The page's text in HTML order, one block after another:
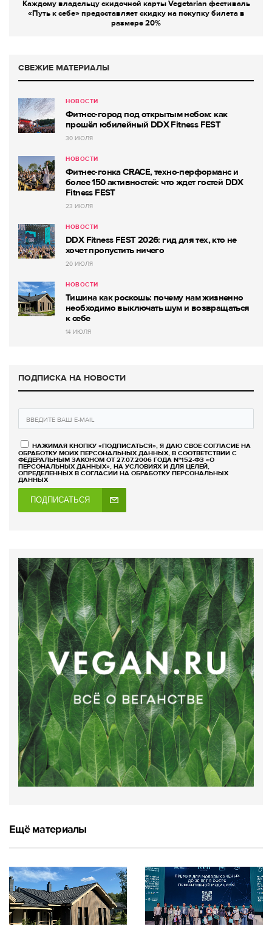
Каждому владельцу скидочной карты Vegetarian фестиваль
«Путь к себе» предоставляет скидку на покупку билета в
размере 20%
СВЕЖИЕ МАТЕРИАЛЫ
НОВОСТИ
Фитнес-город под открытым небом: как
прошёл юбилейный DDX Fitness FEST
30 ИЮЛЯ
НОВОСТИ
Фитнес-гонка CRACE, техно-перформанс и
более 150 активностей: что ждет гостей DDX
Fitness FEST
23 ИЮЛЯ
НОВОСТИ
DDX Fitness FEST 2026: гид для тех, кто не
хочет пропустить ничего
20 ИЮЛЯ
НОВОСТИ
Тишина как роскошь: почему нам жизненно
необходимо выключать шум и возвращаться
к себе
14 ИЮЛЯ
ПОДПИСКА НА НОВОСТИ
НАЖИМАЯ КНОПКУ «ПОДПИСАТЬСЯ», Я ДАЮ СВОЕ СОГЛАСИЕ НА
ОБРАБОТКУ МОИХ ПЕРСОНАЛЬНЫХ ДАННЫХ, В СООТВЕТСТВИИ С
ФЕДЕРАЛЬНЫМ ЗАКОНОМ ОТ 27.07.2006 ГОДА №152-ФЗ «О
ПЕРСОНАЛЬНЫХ ДАННЫХ», НА УСЛОВИЯХ И ДЛЯ ЦЕЛЕЙ,
ОПРЕДЕЛЕННЫХ В СОГЛАСИИ НА ОБРАБОТКУ ПЕРСОНАЛЬНЫХ
ДАННЫХ
ПОДПИСАТЬСЯ
Ещё материалы